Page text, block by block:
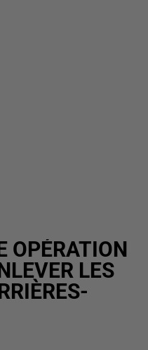
OPÉRATION
LES